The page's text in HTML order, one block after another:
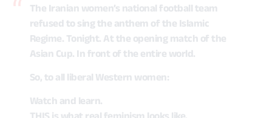
The Iranian women’s national football team
refused to sing the anthem of the Islamic
Regime. Tonight. At the opening match of the
Asian Cup. In front of the entire world.
So, to all liberal Western women:
Watch and learn.